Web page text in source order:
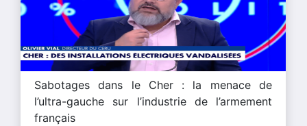
Sabotages dans le Cher : la menace de
l’ultra-gauche sur l’industrie de l’armement
français